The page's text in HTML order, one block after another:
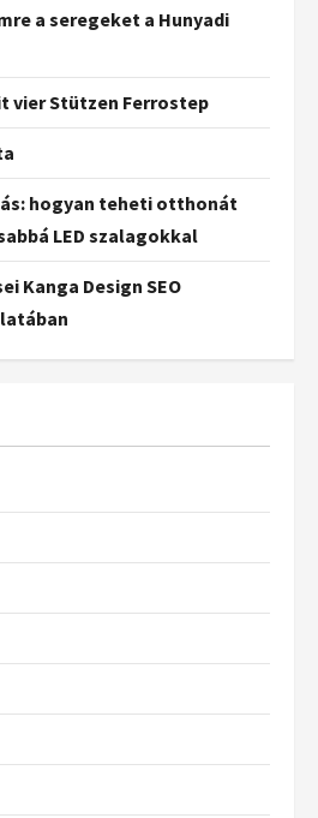
a seregeket a Hunyadi
vier Stützen Ferrostep
hogyan teheti otthonát
LED szalagokkal
Kanga Design SEO